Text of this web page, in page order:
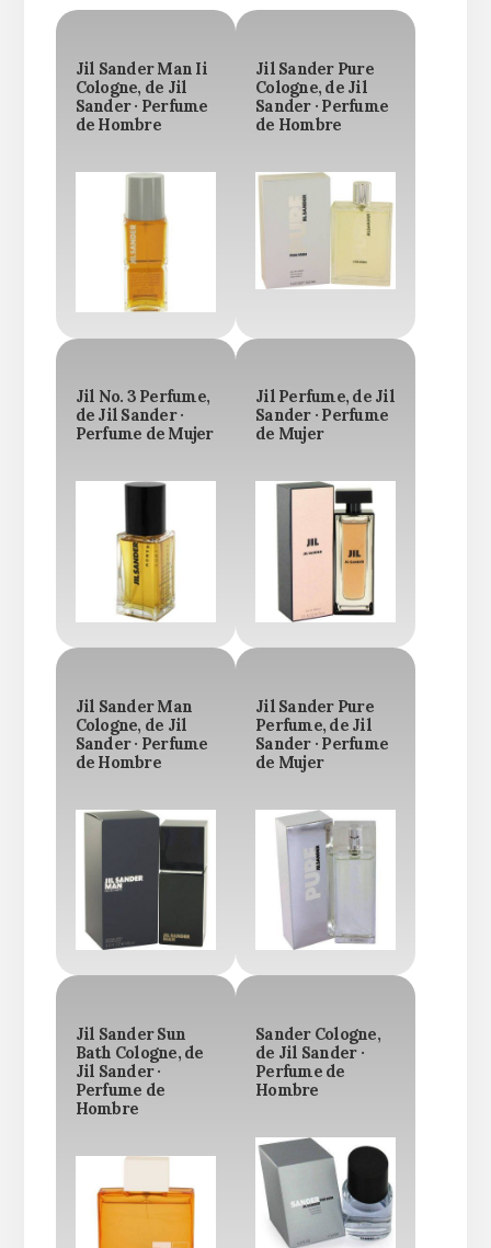
Jil Sander Man Ii
Cologne, de Jil
Sander · Perfume
de Hombre
Jil Sander Pure
Cologne, de Jil
Sander · Perfume
de Hombre
Jil No. 3 Perfume,
de Jil Sander ·
Perfume de Mujer
Jil Perfume, de Jil
Sander · Perfume
de Mujer
Jil Sander Man
Cologne, de Jil
Sander · Perfume
de Hombre
Jil Sander Pure
Perfume, de Jil
Sander · Perfume
de Mujer
Jil Sander Sun
Bath Cologne, de
Jil Sander ·
Perfume de
Hombre
Sander Cologne,
de Jil Sander ·
Perfume de
Hombre